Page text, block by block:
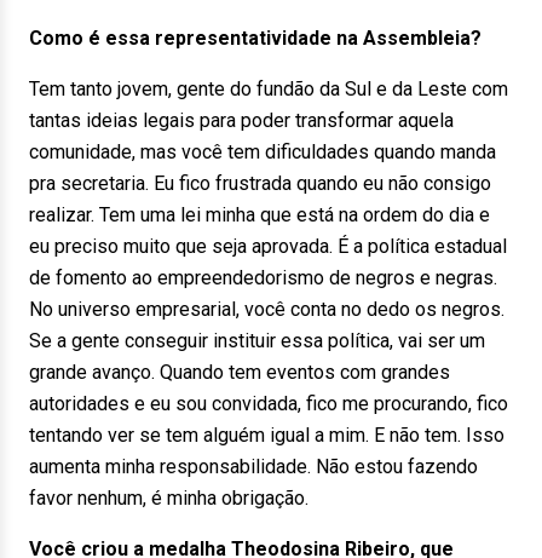
Como é essa representatividade na Assembleia?
Tem tanto jovem, gente do fundão da Sul e da Leste com
tantas ideias legais para poder transformar aquela
comunidade, mas você tem dificuldades quando manda
pra secretaria. Eu fico frustrada quando eu não consigo
realizar. Tem uma lei minha que está na ordem do dia e
eu preciso muito que seja aprovada. É a política estadual
de fomento ao empreendedorismo de negros e negras.
No universo empresarial, você conta no dedo os negros.
Se a gente conseguir instituir essa política, vai ser um
grande avanço. Quando tem eventos com grandes
autoridades e eu sou convidada, fico me procurando, fico
tentando ver se tem alguém igual a mim. E não tem. Isso
aumenta minha responsabilidade. Não estou fazendo
favor nenhum, é minha obrigação.
Você criou a medalha Theodosina Ribeiro, que